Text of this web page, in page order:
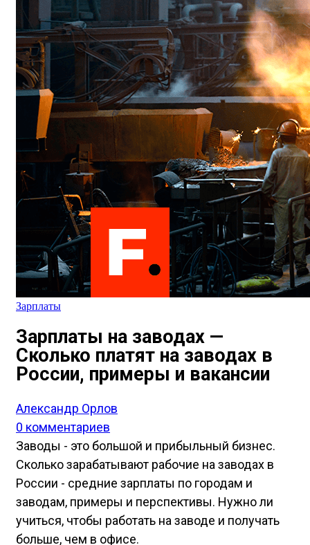
Зарплаты
Зарплаты на заводах —
Сколько платят на заводах в
России, примеры и вакансии
Александр Орлов
0 комментариев
Заводы - это большой и прибыльный бизнес.
Сколько зарабатывают рабочие на заводах в
России - средние зарплаты по городам и
заводам, примеры и перспективы. Нужно ли
учиться, чтобы работать на заводе и получать
больше, чем в офисе.